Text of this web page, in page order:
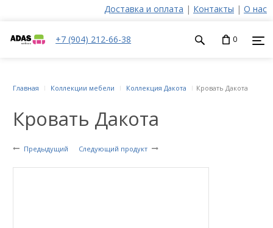
Доставка и оплата | Контакты | О нас
+7 (904) 212-66-38 0
Кровать Дакота
Предыдущий Следующий продукт
Главная Коллекции мебели Коллекция Дакота Кровать Дакота